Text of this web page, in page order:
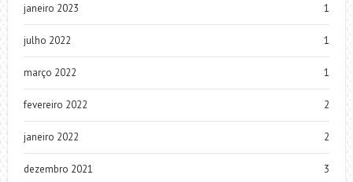
janeiro 2023 1
julho 2022 1
março 2022 1
fevereiro 2022 2
janeiro 2022 2
dezembro 2021 3